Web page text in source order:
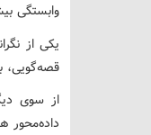
وابستگی
یکی از
از سوی
داده‌محور